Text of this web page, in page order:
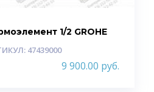
1/2 GROHE
47439000
9 900.00 руб.